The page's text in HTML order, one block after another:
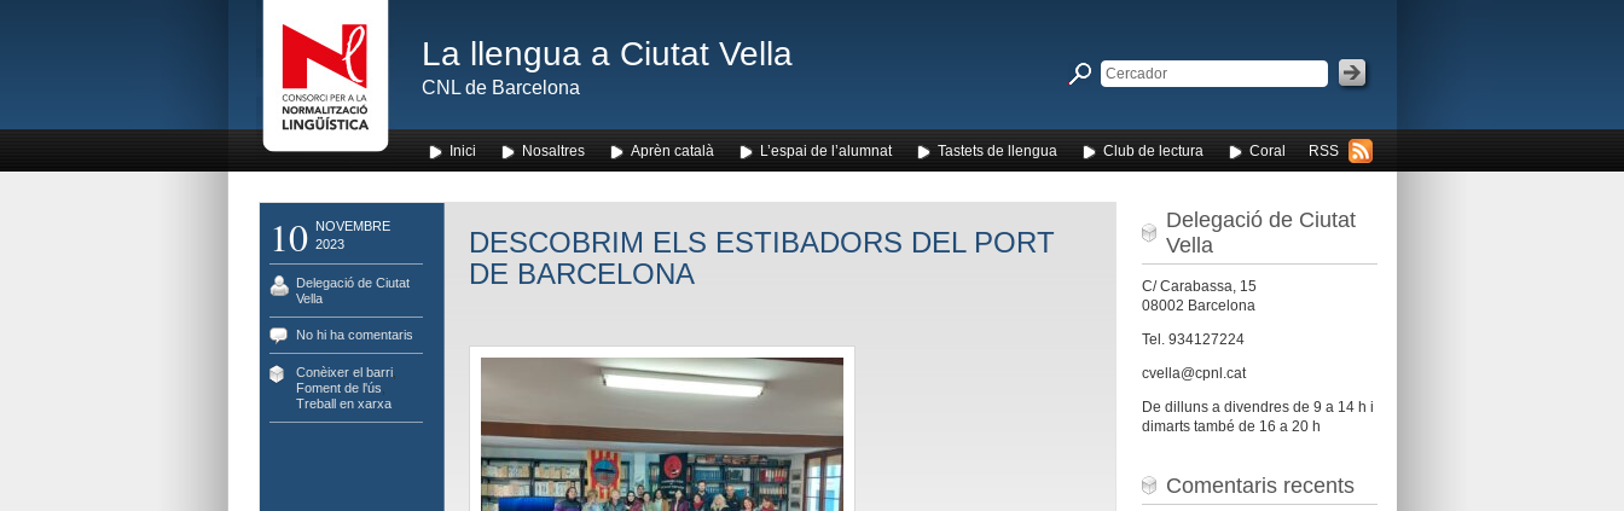
La llengua a Ciutat Vella
CNL de Barcelona
RSS
Inici Nosaltres Aprèn català L’espai de l’alumnat Tastets de llengua Club de lectura Coral
10
NOVEMBRE
2023
Delegació de Ciutat
Vella
No hi ha comentaris
Conèixer el barri,
Foment de l'ús
Treball en xarxa
DESCOBRIM ELS ESTIBADORS DEL PORT
DE BARCELONA
Delegació de Ciutat
Vella
C/ Carabassa, 15
08002 Barcelona
Tel. 934127224
cvella@cpnl.cat
De dilluns a divendres de 9 a 14 h i
dimarts també de 16 a 20 h
Comentaris recents